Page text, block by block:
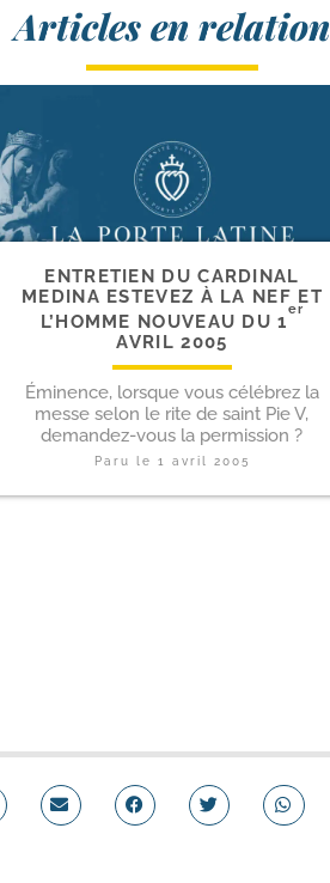
Articles en relation
ENTRETIEN DU CARDINAL
MEDINA ESTEVEZ À LA NEF ET
L’HOMME NOUVEAU DU 1
er
AVRIL 2005
Éminence, lorsque vous célébrez la
messe selon le rite de saint Pie V,
demandez-vous la permission ?
Paru le 1 avril 2005